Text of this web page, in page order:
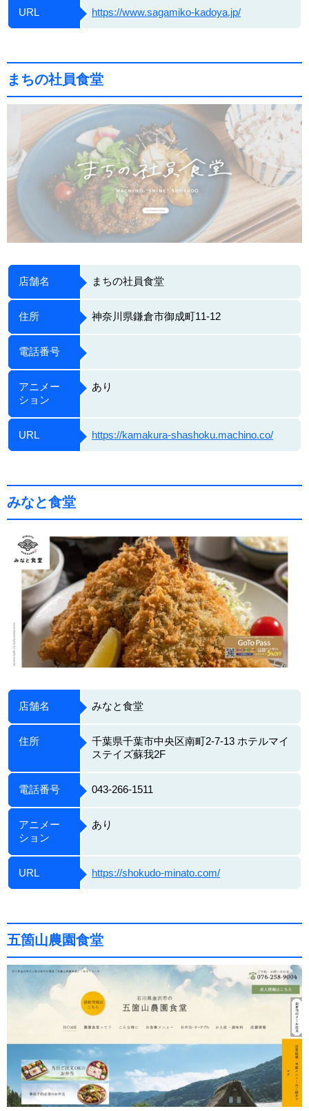
URL https://www.sagamiko-kadoya.jp/
まちの社員食堂
店舗名 まちの社員食堂
住所 神奈川県鎌倉市御成町11-12
電話番号
アニメー
ション
あり
URL https://kamakura-shashoku.machino.co/
みなと食堂
店舗名 みなと食堂
住所
千葉県千葉市中央区南町2-7-13 ホテルマイ
ステイズ蘇我2F
電話番号 043-266-1511
アニメー
ション
あり
URL https://shokudo-minato.com/
五箇山農園食堂